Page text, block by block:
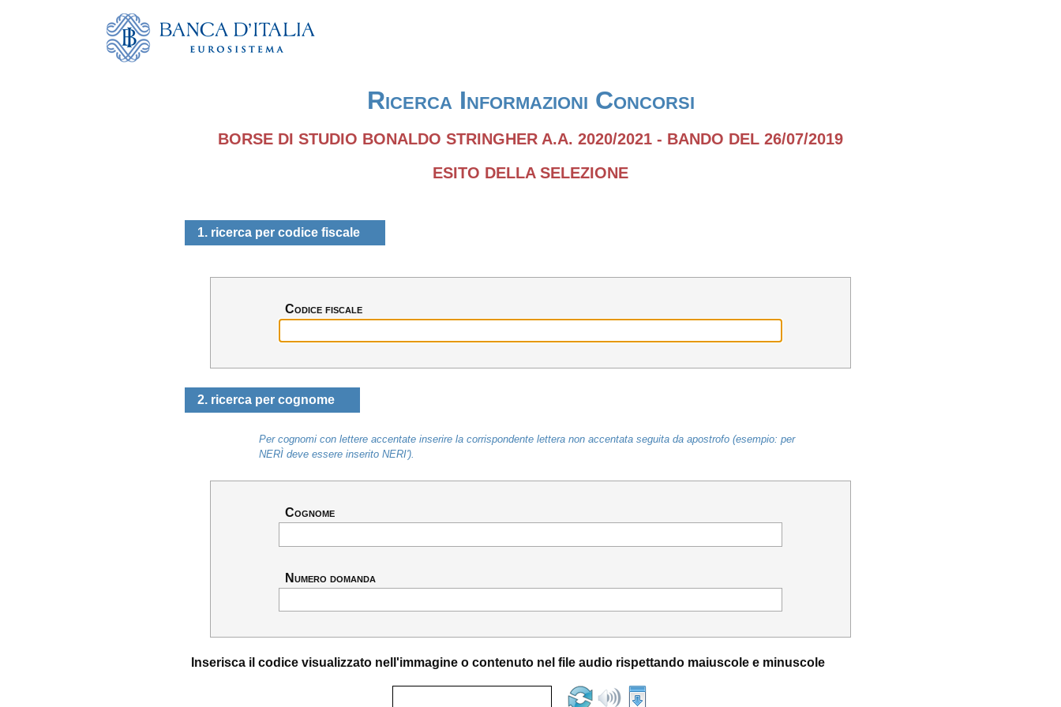
Ricerca Informazioni Concorsi
BORSE DI STUDIO BONALDO STRINGHER A.A. 2020/2021 - BANDO DEL 26/07/2019
ESITO DELLA SELEZIONE
1. ricerca per codice fiscale
Codice fiscale
2. ricerca per cognome
Per cognomi con lettere accentate inserire la corrispondente lettera non accentata seguita da apostrofo (esempio: per
NERÌ deve essere inserito NERI').
Cognome
Numero domanda
Inserisca il codice visualizzato nell'immagine o contenuto nel file audio rispettando maiuscole e minuscole